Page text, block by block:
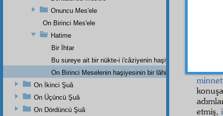
bir
etmiş,
Onuncu Mes'ele
On Birinci Mes'ele
Hatime
Bir İhtar
Bu sureye ait bir nükte-i i'câziyenin haşiyesidir
On Birinci Meselenin haşiyesinin bir lâhikasıdır.
On İkinci Şuâ
On Üçüncü Şuâ
On Dördüncü Şuâ